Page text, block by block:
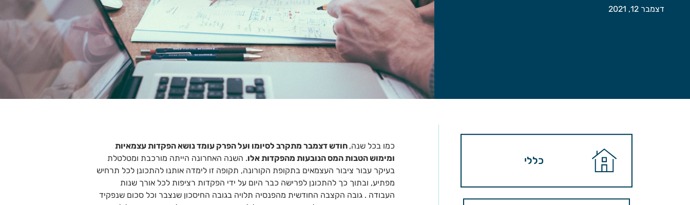
דצמבר 12, 2021
כללי
כמו בכל שנה, חודש דצמבר מתקרב לסיומו ועל הפרק עומד נושא הפקדות עצמאיות
ומימוש הטבות המס הנובעות מהפקדות אלו. השנה האחרונה הייתה מורכבת ומטלטלת
בעיקר עבור ציבור העצמאים בתקופת הקורונה, תקופה זו לימדה אותנו להתכונן לכל תרחיש
מפתיע, ובתוך כך להתכונן לפרישה כבר היום על ידי הפקדות רציפות לכל אורך שנות
העבודה . גובה הקצבה החודשית מהפנסיה תלויה בגובה החיסכון שנצבר וכל סכום שנפקיד